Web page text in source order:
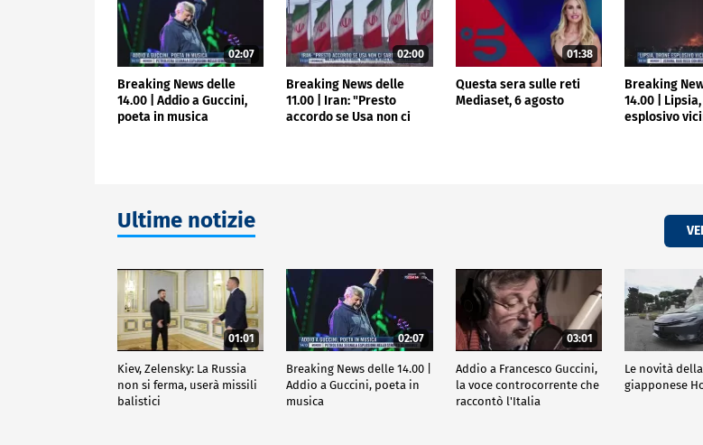
02:07
Breaking News delle
14.00 | Addio a Guccini,
poeta in musica
02:00
Breaking News delle
11.00 | Iran: "Presto
accordo se Usa non ci
01:38
Questa sera sulle reti
Mediaset, 6 agosto
Breaking
14.00 |
esplosivo
Ultime notizie
01:01
Kiev, Zelensky: La Russia
non si ferma, userà missili
balistici
02:07
Breaking News delle 14.00 |
Addio a Guccini, poeta in
musica
03:01
Addio a Francesco Guccini,
la voce controcorrente che
raccontò l'Italia
Le novità della
giapponese